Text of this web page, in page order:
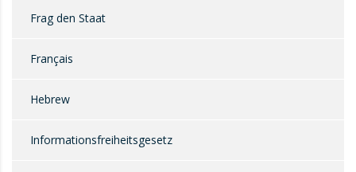
Frag den Staat
Français
Hebrew
Informationsfreiheitsgesetz